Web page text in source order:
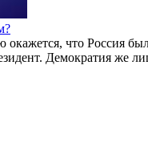
что Россия
Демократия же